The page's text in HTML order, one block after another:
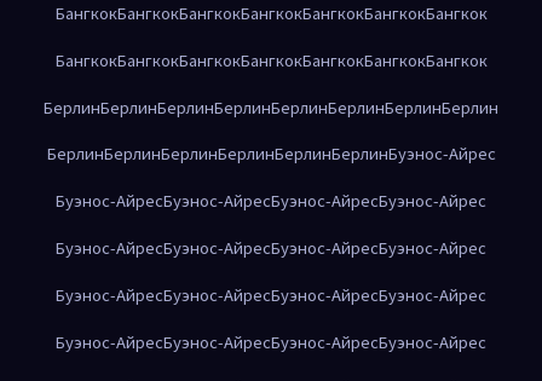
БангкокБангкокБангкокБангкокБангкокБангкокБангкок
БангкокБангкокБангкокБангкокБангкокБангкокБангкок
БерлинБерлинБерлинБерлинБерлинБерлинБерлинБерлин
БерлинБерлинБерлинБерлинБерлинБерлинБуэнос-Айрес
Буэнос-АйресБуэнос-АйресБуэнос-АйресБуэнос-Айрес
Буэнос-АйресБуэнос-АйресБуэнос-АйресБуэнос-Айрес
Буэнос-АйресБуэнос-АйресБуэнос-АйресБуэнос-Айрес
Буэнос-АйресБуэнос-АйресБуэнос-АйресБуэнос-Айрес